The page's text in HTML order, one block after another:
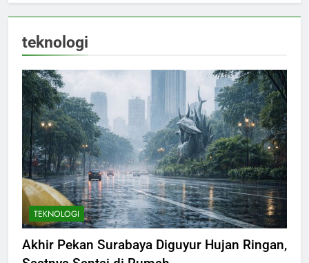
teknologi
TEKNOLOGI
Akhir Pekan Surabaya Diguyur Hujan Ringan,